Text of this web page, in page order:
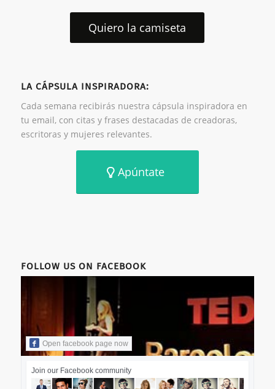
Quiero la camiseta
LA CÁPSULA INSPIRADORA:
Cada semana recibirás nuestra cápsula inspiradora en
tu email, con citas y frases destacadas de creadoras,
escritoras y mujeres relevantes.
Apúntate
FOLLOW US ON FACEBOOK
Open facebook page now
Join our Facebook community